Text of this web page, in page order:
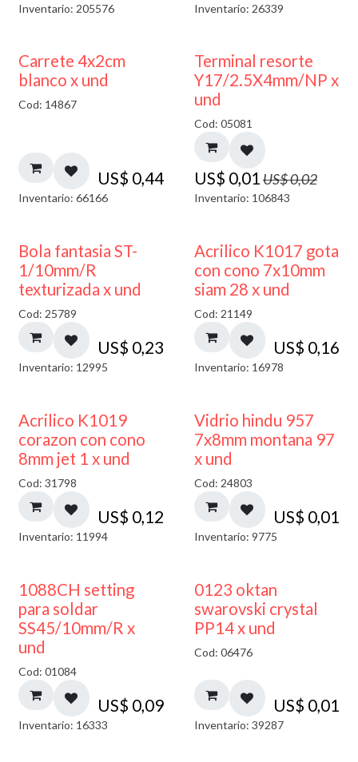
Inventario: 205576 Inventario: 26339
Carrete 4x2cm
blanco x und
Cod: 14867
US$ 0,44
Inventario: 66166
50% DESCUENTO
Terminal resorte
Y17/2.5X4mm/NP x
und
Cod: 05081
US$ 0,01US$0,02
Inventario: 106843
Bola fantasia ST-
1/10mm/R
texturizada x und
Cod: 25789
US$ 0,23
Inventario: 12995
Acrilico K1017 gota
con cono 7x10mm
siam 28 x und
Cod: 21149
US$ 0,16
Inventario: 16978
Acrilico K1019
corazon con cono
8mm jet 1 x und
Cod: 31798
US$ 0,12
Inventario: 11994
40% DESCUENTO
Vidrio hindu 957
7x8mm montana 97
x und
Cod: 24803
US$ 0,01
Inventario: 9775
1088CH setting
para soldar
SS45/10mm/R x
und
Cod: 01084
US$ 0,09
Inventario: 16333
0123 oktan
swarovski crystal
PP14 x und
Cod: 06476
US$ 0,01
Inventario: 39287